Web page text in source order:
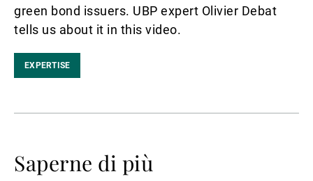
green bond issuers. UBP expert Olivier Debat
tells us about it in this video.
EXPERTISE
Saperne di più